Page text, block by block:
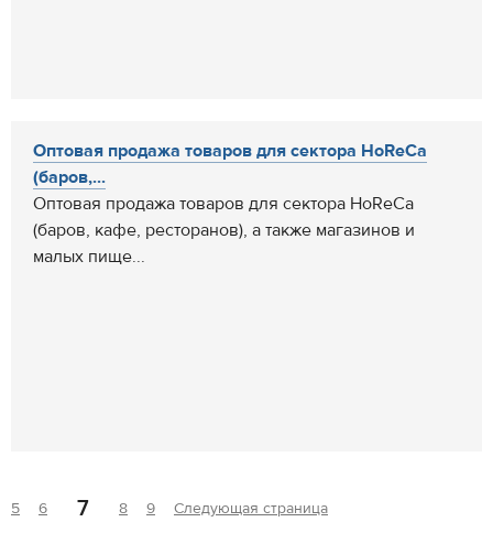
Оптовая продажа товаров для сектора HoReCa
(баров,...
Оптовая продажа товаров для сектора HoReCa
(баров, кафе, ресторанов), а также магазинов и
малых пище...
5 6 7 8 9 Следующая страница